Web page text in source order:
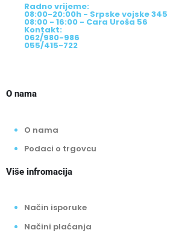
Radno vrijeme:
08:00-20:00h - Srpske vojske 345
08:00 - 16:00 - Cara Uroša 56
Kontakt:
062/980-986
055/415-722
O nama
O nama
Podaci o trgovcu
Više infromacija
Način isporuke
Načini plaćanja